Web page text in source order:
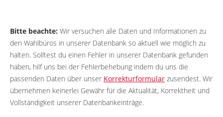
Bitte beachte: Wir versuchen alle Daten und Informationen zu
den Wahlbüros in unserer Datenbank so aktuell wie möglich zu
halten. Solltest du einen Fehler in unserer Datenbank gefunden
haben, hilf uns bei der Fehlerbehebung indem du uns die
passenden Daten über unser Korrekturformular zusendest. Wir
übernehmen keinerlei Gewähr für die Aktualität, Korrektheit und
Vollständigkeit unserer Datenbankeinträge.